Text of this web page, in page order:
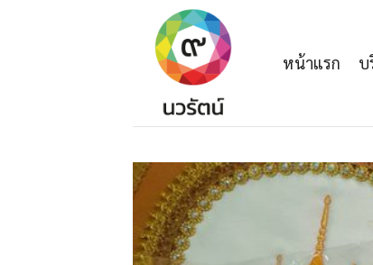
หน้าแรก บ